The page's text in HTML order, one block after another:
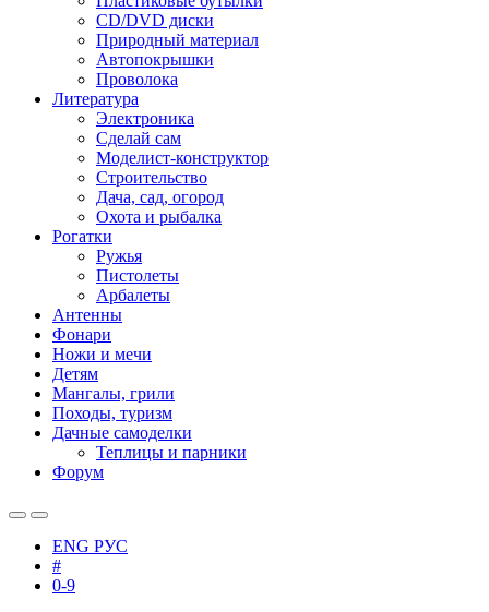
CD/DVD диски
Природный материал
Автопокрышки
Проволока
Литература
Электроника
Сделай сам
Моделист-конструктор
Строительство
Дача, сад, огород
Охота и рыбалка
Рогатки
Ружья
Пистолеты
Арбалеты
Антенны
Фонари
Ножи и мечи
Детям
Мангалы, грили
Походы, туризм
Дачные самоделки
Теплицы и парники
Форум
ENG РУС
#
0-9